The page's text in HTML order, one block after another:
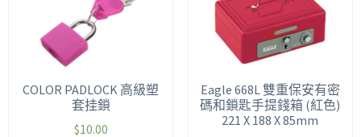
COLOR PADLOCK 高級塑
套挂鎖
$10.00
Eagle 668L 雙重保安有密
碼和鎖匙手提錢箱 (紅色)
221 X 188 X 85mm